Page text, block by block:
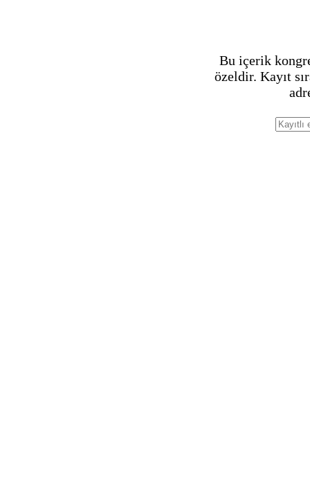
Bu içerik
özeldir. Kayıt